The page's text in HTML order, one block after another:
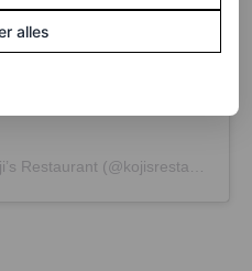
alles